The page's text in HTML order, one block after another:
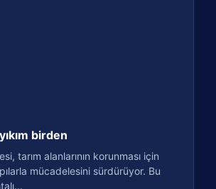
birden
tarım alanlarının korunması için
mücadelesini sürdürüyor. Bu